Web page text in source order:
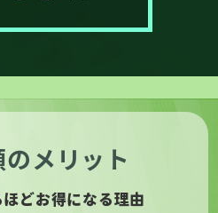
メリット
どお得になる理由